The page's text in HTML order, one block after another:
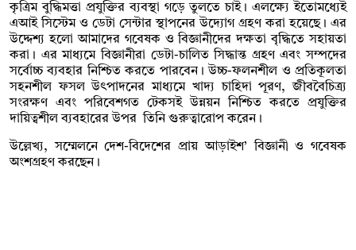
কৃত্রিম বুদ্ধিমত্তা প্রযুক্তির ব্যবস্থা গড়ে তুলতে চাই। এলক্ষ্যে ইতোমধ্যেই
এআই সিস্টেম ও ডেটা সেন্টার স্থাপনের উদ্যোগ গ্রহণ করা হয়েছে। এর
উদ্দেশ্য হলো আমাদের গবেষক ও বিজ্ঞানীদের দক্ষতা বৃদ্ধিতে সহায়তা
করা। এর মাধ্যমে বিজ্ঞানীরা ডেটা-চালিত সিদ্ধান্ত গ্রহণ এবং সম্পদের
সর্বোচ্চ ব্যবহার নিশ্চিত করতে পারবেন। উচ্চ-ফলনশীল ও প্রতিকূলতা
সহনশীল ফসল উৎপাদনের মাধ্যমে খাদ্য চাহিদা পূরণ, জীববৈচিত্র্য
সংরক্ষণ এবং পরিবেশগত টেকসই উন্নয়ন নিশ্চিত করতে প্রযুক্তির
দায়িত্বশীল ব্যবহারের উপর তিনি গুরুত্বারোপ করেন।
উল্লেখ্য, সম্মেলনে দেশ-বিদেশের প্রায় আড়াইশ’ বিজ্ঞানী ও গবেষক
অংশগ্রহণ করছেন।